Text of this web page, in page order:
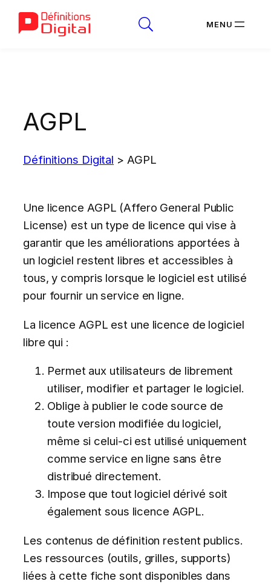
AGPL
Définitions Digital > AGPL
Une licence AGPL (Affero General Public
License) est un type de licence qui vise à
garantir que les améliorations apportées à
un logiciel restent libres et accessibles à
tous, y compris lorsque le logiciel est utilisé
pour fournir un service en ligne.
La licence AGPL est une licence de logiciel
libre qui :
Permet aux utilisateurs de librement
utiliser, modifier et partager le logiciel.
Oblige à publier le code source de
toute version modifiée du logiciel,
même si celui-ci est utilisé uniquement
comme service en ligne sans être
distribué directement.
Impose que tout logiciel dérivé soit
également sous licence AGPL.
Les contenus de définition restent publics.
Les ressources (outils, grilles, supports)
liées à cette fiche sont disponibles dans